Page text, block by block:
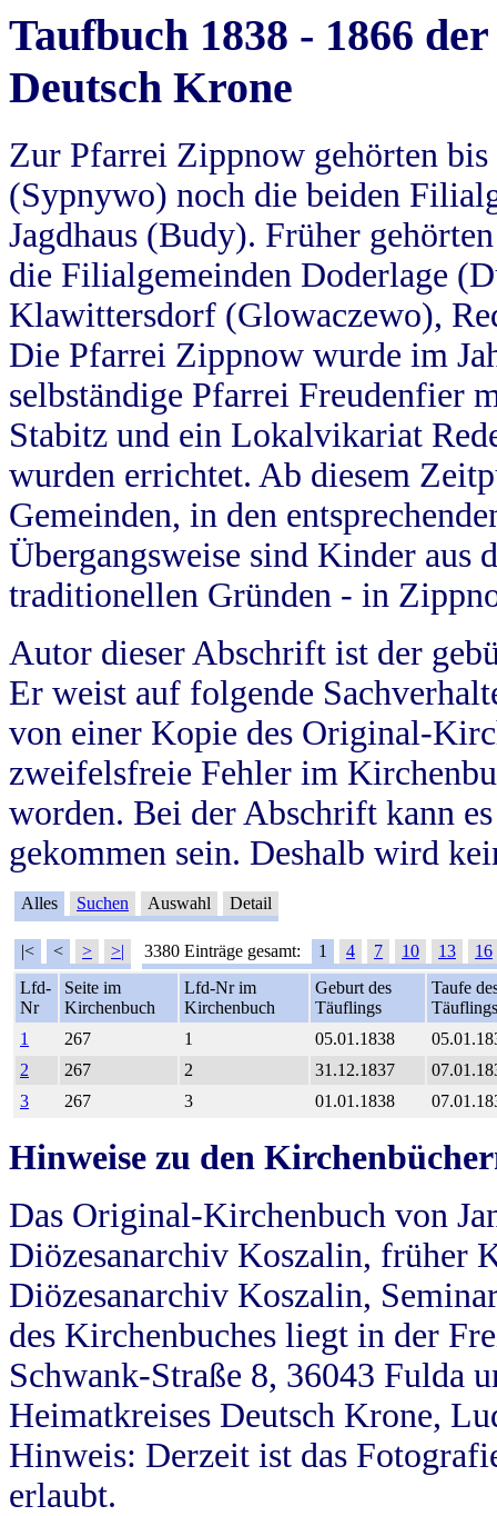
Taufbuch 1838 - 1866
Deutsch Krone
Zur Pfarrei Zippnow gehörten
(Sypnywo) noch die beiden
Jagdhaus (Budy). Früher
die Filialgemeinden Doderlage
Klawittersdorf (Glowaczewo),
Die Pfarrei Zippnow wurde im
selbständige Pfarrei Freudenfier
Stabitz und ein Lokalvikariat
wurden errichtet. Ab diesem
Gemeinden, in den
Übergangsweise sind Kinder aus
traditionellen Gründen - in
Autor dieser Abschrift ist der
Er weist auf folgende
von einer Kopie des Original-
zweifelsfreie Fehler im
worden. Bei der Abschrift kann
gekommen sein. Deshalb wird
Alles Suchen Auswahl Detail
|< < > >| 3380 Einträge gesamt: 1 4 7 10 13
16
Lfd-
Nr
Seite im
Kirchenbuch
Lfd-Nr im
Kirchenbuch
Geburt des
Täuflings
Taufe
Täuflings
1
267 1 05.01.1838
2
267 2 31.12.1837
3
267 3 01.01.1838
Hinweise zu den
Das Original-Kirchenbuch von
Diözesanarchiv Koszalin, früher
Diözesanarchiv Koszalin,
des Kirchenbuches liegt in der
Schwank-Straße 8, 36043 Fulda
Heimatkreises Deutsch Krone,
Hinweis: Derzeit ist das
erlaubt.